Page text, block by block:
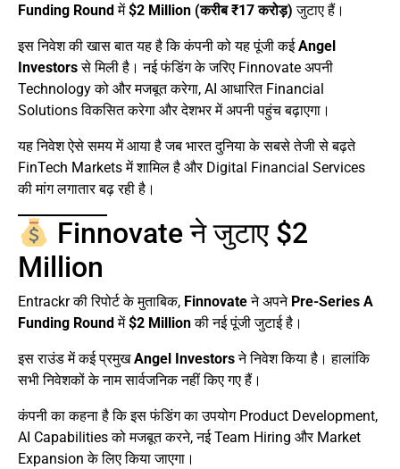
Funding Round में$2 Million (करीब ₹17 करोड़) जुटाए हैं।
इस निवेश की खास बात यह है कि कंपनी को यह पूंजी कईAngel
Investorsसे मिली है। नई फंडिंग के जरिए Finnovate अपनी
Technology को और मजबूत करेगा, AI आधारित Financial
Solutions विकसित करेगा और देशभर में अपनी पहुंच बढ़ाएगा।
यह निवेश ऐसे समय में आया है जब भारत दुनिया के सबसे तेजी से बढ़ते
FinTech Markets में शामिल है और Digital Financial Services
की मांग लगातार बढ़ रही है।
Finnovate ने जुटाए $2
Million
Entrackr की रिपोर्ट के मुताबिक, Finnovateने अपने Pre-Series A
Funding Round में$2 Millionकी नई पूंजी जुटाई है।
इस राउंड में कई प्रमुखAngel Investorsने निवेश किया है। हालांकि
सभी निवेशकों के नाम सार्वजनिक नहीं किए गए हैं।
कंपनी का कहना है कि इस फंडिंग का उपयोग Product Development,
AI Capabilities को मजबूत करने, नई Team Hiring और Market
Expansion के लिए किया जाएगा।